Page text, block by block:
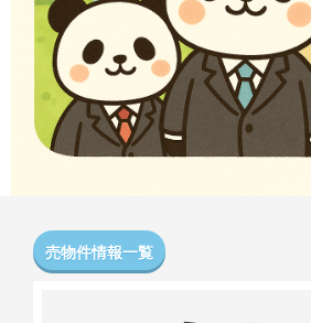
売物件情報一覧